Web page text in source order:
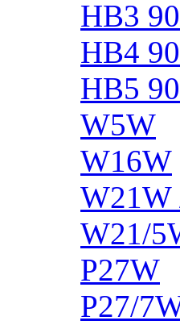
HB3
HB4
HB5
W5W
W16W
W21/
P27W
P27/